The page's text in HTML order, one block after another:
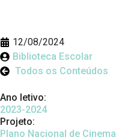
12/08/2024
Biblioteca Escolar
Todos os Conteúdos
Ano letivo:
2023-2024
Projeto:
Plano Nacional de Cinema